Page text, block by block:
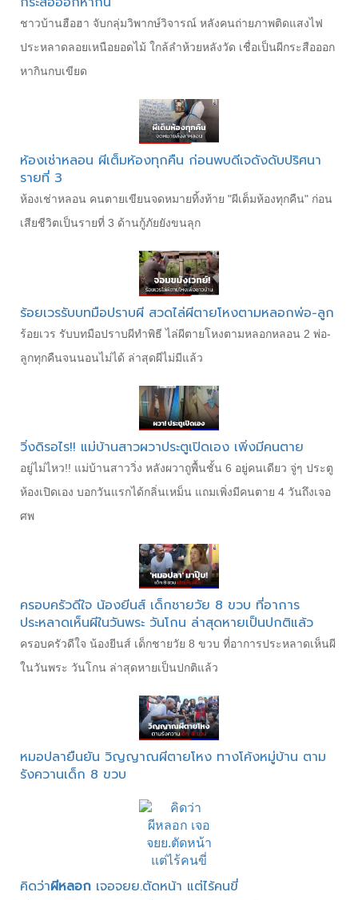
ชาวบ้านฮือฮา จับกลุ่มวิพากษ์วิจารณ์ หลังคนถ่ายภาพติดแสงไฟ
ประหลาดลอยเหนือยอดไม้ ใกล้ลำห้วยหลังวัด เชื่อเป็นผีกระสือออก
หากินกบเขียด
ห้องเช่าหลอน ผีเต็มห้องทุกคืน ก่อนพบดีเจดังดับปริศนา
รายที่ 3
ห้องเช่าหลอน คนตายเขียนจดหมายทิ้งท้าย "ผีเต็มห้องทุกคืน" ก่อน
เสียชีวิตเป็นรายที่ 3 ด้านกู้ภัยยังขนลุก
ร้อยเวรรับบทมือปราบผี สวดไล่ผีตายโหงตามหลอกพ่อ-ลูก
ร้อยเวร รับบทมือปราบผีทำพิธี ไล่ผีตายโหงตามหลอกหลอน 2 พ่อ-
ลูกทุกคืนจนนอนไม่ได้ ล่าสุดผีไม่มีแล้ว
วิ่งดิรอไร!! แม่บ้านสาวผวาประตูเปิดเอง เพิ่งมีคนตาย
อยู่ไม่ไหว!! แม่บ้านสาววิ่ง หลังผวาถูพื้นชั้น 6 อยู่คนเดียว จู่ๆ ประตู
ห้องเปิดเอง บอกวันแรกได้กลิ่นเหม็น แถมเพิ่งมีคนตาย 4 วันถึงเจอ
ศพ
ครอบครัวดีใจ น้องยีนส์ เด็กชายวัย 8 ขวบ ที่อาการ
ประหลาดเห็นผีในวันพระ วันโกน ล่าสุดหายเป็นปกติแล้ว
ครอบครัวดีใจ น้องยีนส์ เด็กชายวัย 8 ขวบ ที่อาการประหลาดเห็นผี
ในวันพระ วันโกน ล่าสุดหายเป็นปกติแล้ว
หมอปลายืนยัน วิญญาณผีตายโหง ทางโค้งหมู่บ้าน ตาม
รังควานเด็ก 8 ขวบ
คิดว่าผีหลอก เจอจยย.ตัดหน้า แต่ไร้คนขี่